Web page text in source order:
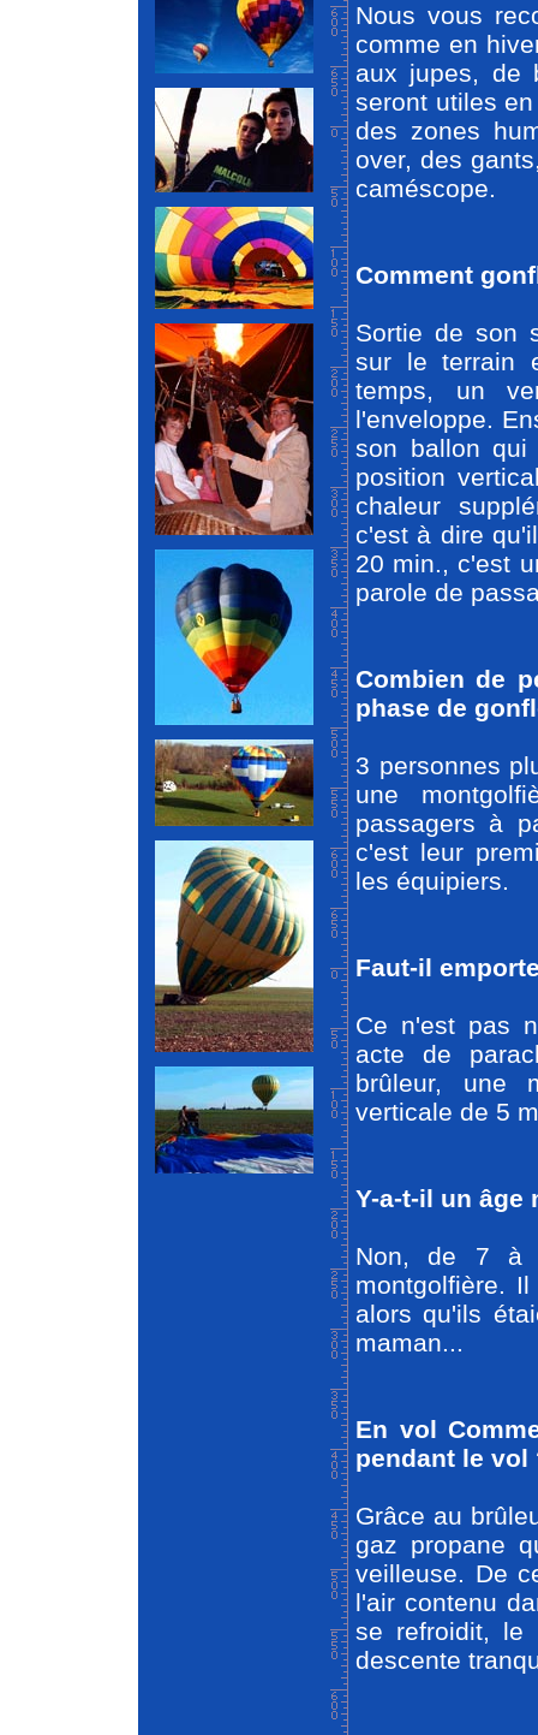
Nous vous
comme en
aux jupes, de
seront utiles
des zones
over, des
caméscope.
Comment
Sortie de son
sur le terrain
temps, un
l'enveloppe.
son ballon qui
position
chaleur
c'est à dire
20 min., c'est
parole de
Combien de
phase de
3 personnes
une
passagers à
c'est leur
les équipiers.
Faut-il
Ce n'est pas
acte de
brûleur, une
verticale de 5
Y-a-t-il un âge
Non, de 7 à
montgolfière.
alors qu'ils
maman...
En vol
pendant le vol
Grâce au
gaz propane
veilleuse. De
l'air contenu
se refroidit, le
descente